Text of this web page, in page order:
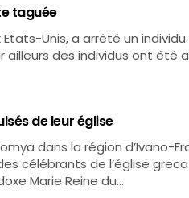
taguée
Unis, a arrêté un
ailleurs des individus ont
de leur église
dans la région d’Ivano-
célébrants de l’église
Marie Reine du…